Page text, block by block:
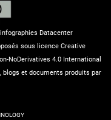
Datacenter
sous licence Creative
NoDerivatives 4.0 International
et documents produits par